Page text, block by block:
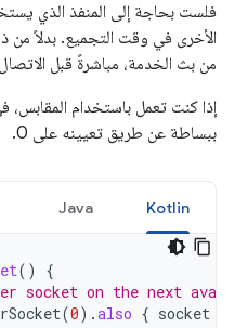
فلست بحاجة إلى المنفذ الذي
الأخرى في وقت التجميع. بدلاً من
من بث الخدمة، مباشرةً قبل
إذا كنت تعمل باستخدام المقابس،
ببساطة عن طريق تعيينه على 0.
Kotlin
Java
()
{
socket on the next
(0).also { socket